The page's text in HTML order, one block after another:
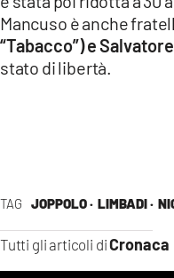
TAG JOPPOLO · LIMBADI ·
Tutti gli articoli diCronaca
Mancuso è anche
“Tabacco”) e
stato di libertà.